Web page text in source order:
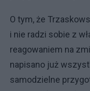
O tym, że
i nie radzi sobie z
reagowaniem na
napisano już
samodzielne